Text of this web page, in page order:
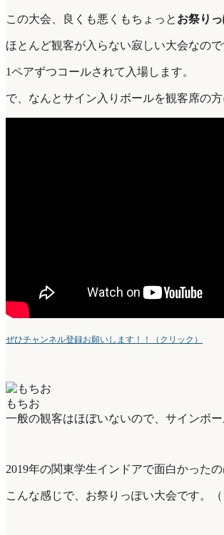
この大会、良くも悪くもちょっと お祭り
ほとんど観客が入らない寂しい大会なの
1ペアずつコールされて入場します。
で、なんとサイン入りボールを観客席の方
ぜひチャンネル登録お願いします！！（クリック）
もちお
一般の観客はほぼいないので、サインボ
2019年の関東学生インドアで面白かった
こんな感じで、お祭りっぽい大会です。（